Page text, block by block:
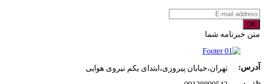
OK
متن خبرنامه شما
آدرس:
تهران،خیابان پیروزی،ابتدای یکم نیروی هوایی